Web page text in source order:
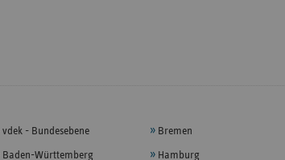
vdek - Bundesebene
Baden-Württemberg
Bremen
Hamburg